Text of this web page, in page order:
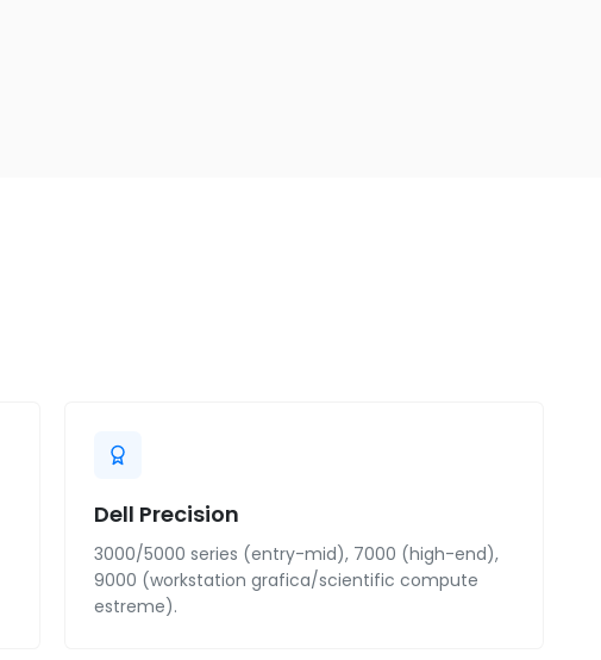
Dell Precision
3000/5000 series (entry-mid), 7000 (high-end),
9000 (workstation grafica/scientific compute
estreme).